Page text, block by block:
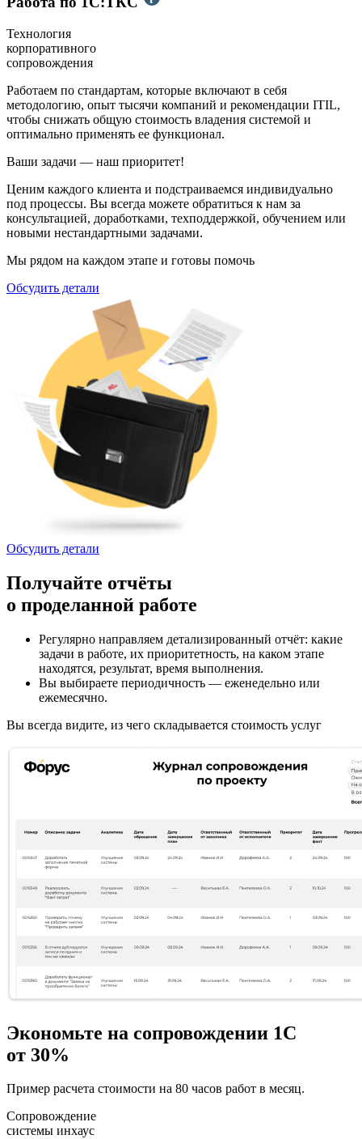
Технология
корпоративного
сопровождения
Работаем по стандартам, которые включают в себя
методологию, опыт тысячи компаний и рекомендации ITIL,
чтобы снижать общую стоимость владения системой и
оптимально применять ее функционал.
Ваши задачи — наш приоритет!
Ценим каждого клиента и подстраиваемся индиви­дуально
под процессы. Вы всегда можете обратиться к нам за
консультацией, доработками, тех­поддержкой, обучением или
новыми нестандартными задачами.
Мы рядом на каждом этапе и готовы помочь
Обсудить детали
Обсудить детали
Получайте отчёты
о проделанной работе
Регулярно направляем детализированный отчёт: какие
задачи в работе, их приоритетность, на каком этапе
находятся, результат, время выполнения.
Вы выбираете периодичность — еженедельно или
ежемесячно.
Вы всегда видите, из чего складывается стоимость услуг
Экономьте на сопровождении 1С
от 30%
Пример расчета стоимости на 80 часов работ в месяц.
Сопровождение
системы инхаус